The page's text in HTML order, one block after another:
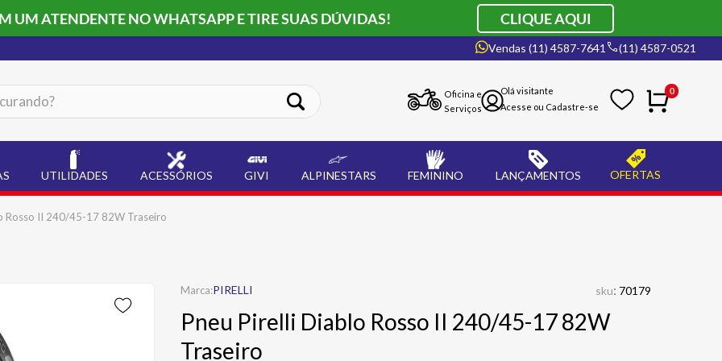
UM ATENDENTE NO WHATSAPP E TIRE SUAS DÚVIDAS! CLIQUE AQUI
Vendas (11) 4587-7641 (11) 4587-0521
Oficina e
Serviços
0
UTILIDADES ACESSÓRIOS GIVI ALPINESTARS FEMININO LANÇAMENTOS OFERTAS
Rosso II 240/45-17 82W Traseiro
PIRELLI sku: 70179
Pneu Pirelli Diablo Rosso II 240/45-17 82W
Traseiro